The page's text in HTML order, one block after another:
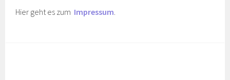
Hier geht es zum Impressum.